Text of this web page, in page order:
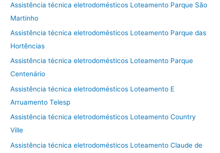
Assistência técnica eletrodomésticos Loteamento Parque São
Martinho
Assistência técnica eletrodomésticos Loteamento Parque das
Hortências
Assistência técnica eletrodomésticos Loteamento Parque
Centenário
Assistência técnica eletrodomésticos Loteamento E
Arruamento Telesp
Assistência técnica eletrodomésticos Loteamento Country
Ville
Assistência técnica eletrodomésticos Loteamento Claude de